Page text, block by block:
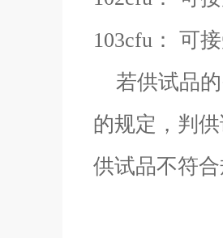
103cfu： 可
若供试品的
的规定，判
供试品不符